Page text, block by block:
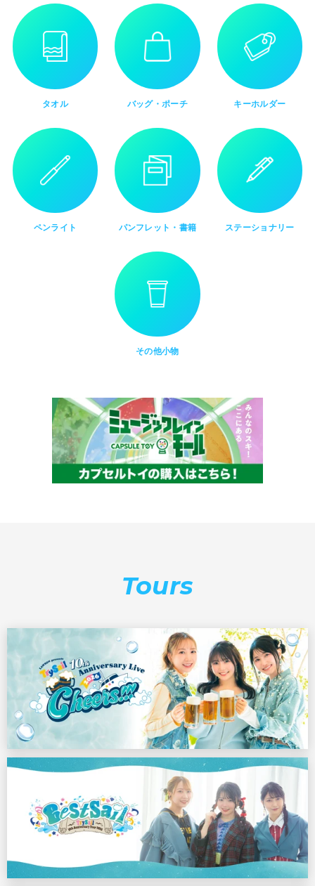
タオル バッグ・ポーチ キーホルダー
ペンライト パンフレット・書籍 ステーショナリー
その他小物
Tours